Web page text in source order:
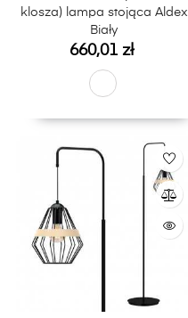
klosza) lampa stojąca Aldex
Biały
Cena
660,01 zł